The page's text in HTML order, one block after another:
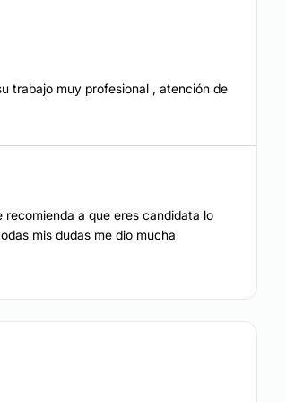
trabajo muy profesional , atención de
a que eres candidata lo
mis dudas me dio mucha